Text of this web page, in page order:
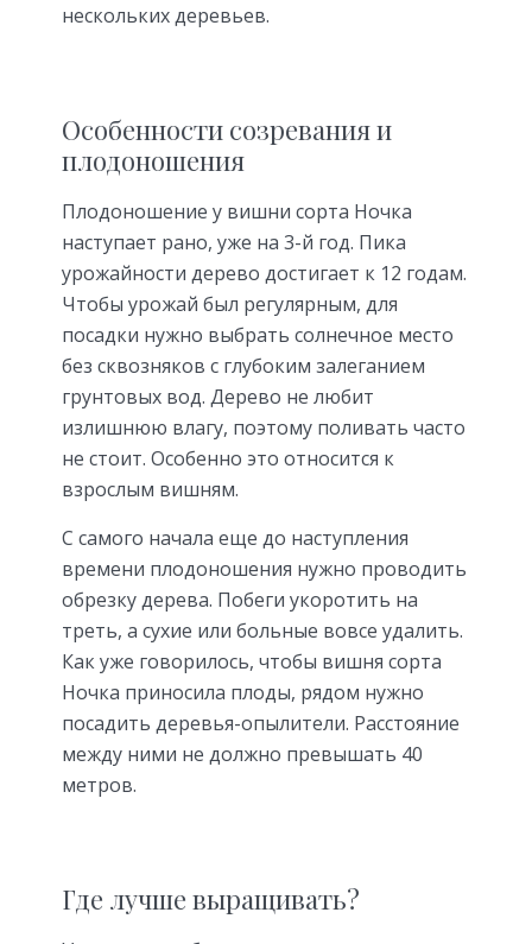
нескольких деревьев.
Особенности созревания и
плодоношения
Плодоношение у вишни сорта Ночка
наступает рано, уже на 3-й год. Пика
урожайности дерево достигает к 12 годам.
Чтобы урожай был регулярным, для
посадки нужно выбрать солнечное место
без сквозняков с глубоким залеганием
грунтовых вод. Дерево не любит
излишнюю влагу, поэтому поливать часто
не стоит. Особенно это относится к
взрослым вишням.
С самого начала еще до наступления
времени плодоношения нужно проводить
обрезку дерева. Побеги укоротить на
треть, а сухие или больные вовсе удалить.
Как уже говорилось, чтобы вишня сорта
Ночка приносила плоды, рядом нужно
посадить деревья-опылители. Расстояние
между ними не должно превышать 40
метров.
Где лучше выращивать?